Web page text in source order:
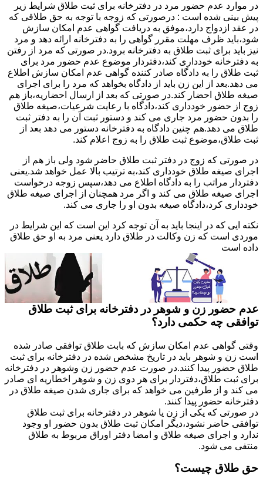
در موارد عدم حضور مرد در دفترخانه برای ثبت طلاق شرایط زیر
پیش بینی شده است : درصورتی که زوجه با توجه به حق طلاقی که
در عقد ازدواج دارد،موفق به دریافت گواهی عدم امکان سازش
شود،باید ظرف مهلت مقرر گواهی را به دفترخانه ارائه دهد و مرد
نیز باید برای ثبت طلاق به دفترخانه برود.در صورتی که مرد از رفتن
به دفترخانه خودداری کند،دفتردار موضوع عدم حضور مرد برای
ثبت طلاق را به دادگاه صادر کننده گواهی عدم امکان سازش اطلاع
می دهد.بعد از این زن باید از دادگاه بخواهد که مرد را برای اجرای
صیغه طلاق احضار کند.در صورتی که بعد از ارسال احضاریه،باز هم
زوج از حضور خودداری کند،دادگاه با رعایت شرعیات،صیغه طلاق
را بدون حضور مرد جاری می کند و دستور ثبت آن را به دفتر ثبت
طلاق می دهد.هم چنین دادگاه به دفترخانه دستور می دهد بعد از
ثبت طلاق،موضوع ثبت طلاق را به زوج اعلام کند.
در صورتی که زوج در دفتر ثبت طلاق حاضر شود ولی باز هم از
اجرای صیغه طلاق خودداری کند،به ترتیب بالا عمل خواهد شد.یعنی
دفتردار مراتب را به دادگاه اطلاع می دهد،سپس زوجه درخواست
اجرای صیغه طلاق می کند و اگر مرد همچنان از اجرای صیغه طلاق
خودداری کرد،دادگاه صیغه بدون او را جاری می کند.
نکته ایی که در اینجا باید به آن توجه کرد این است که این شرایط در
موردی است که زن وکالت در طلاق دارد یعنی مرد به او حق طلاق
داده است
عدم حضور زن و شوهر در دفترخانه برای ثبت طلاق
توافقی چه حکمی دارد؟
وقتی گواهی عدم امکان سازش که بابت طلاق توافقی صادر شده
است زن و شوهر باید در تاریخ مشخص شده در دفترخانه برای ثبت
طلاق حضور پیدا کنند.در صورت عدم حضور زن وشوهر در دفترخانه
برای ثبت طلاق،دفتردار برای هر دوی زن و شوهر اخطاریه ای صادر
می کند و از طرفین می خواهد که برای جاری شدن صیغه طلاق در
دفترخانه حضور پیدا کنند.
در صورتی که یکی از زن یا شوهر در دفترخانه برای ثبت طلاق
توافقی حاضر نشود،دیگر امکان ثبت طلاق بدون حضور او وجود
ندارد و اجرای صیغه طلاق و امضا دفتر اوراق مربوط به طلاق
منتفی می شود.
حق طلاق چیست؟